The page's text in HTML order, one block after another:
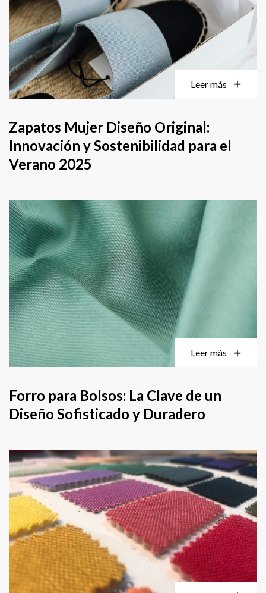
Leer más
Zapatos Mujer Diseño Original:
Innovación y Sostenibilidad para el
Verano 2025
Leer más
Forro para Bolsos: La Clave de un
Diseño Sofisticado y Duradero